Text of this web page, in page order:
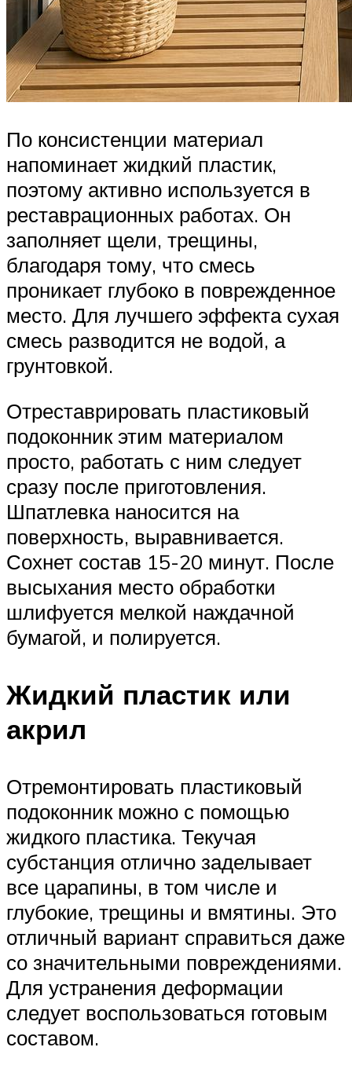
По консистенции материал
напоминает жидкий пластик,
поэтому активно используется в
реставрационных работах. Он
заполняет щели, трещины,
благодаря тому, что смесь
проникает глубоко в поврежденное
место. Для лучшего эффекта сухая
смесь разводится не водой, а
грунтовкой.
Отреставрировать пластиковый
подоконник этим материалом
просто, работать с ним следует
сразу после приготовления.
Шпатлевка наносится на
поверхность, выравнивается.
Сохнет состав 15-20 минут. После
высыхания место обработки
шлифуется мелкой наждачной
бумагой, и полируется.
Жидкий пластик или
акрил
Отремонтировать пластиковый
подоконник можно с помощью
жидкого пластика. Текучая
субстанция отлично заделывает
все царапины, в том числе и
глубокие, трещины и вмятины. Это
отличный вариант справиться даже
со значительными повреждениями.
Для устранения деформации
следует воспользоваться готовым
составом.